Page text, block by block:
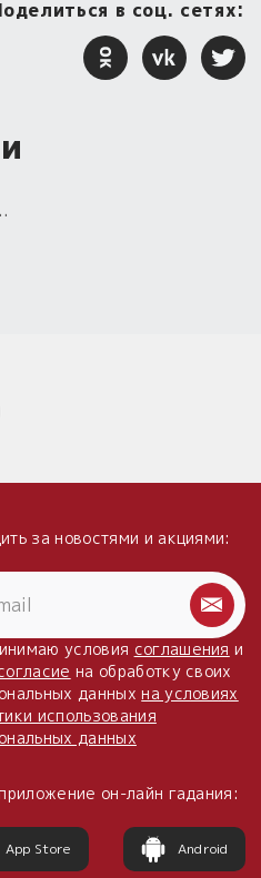
в соц. сетях:
за новостями и акциями:
условия соглашения и
на обработку своих
данныхна условиях
использования
данных
он-лайн гадания:
App Store Android